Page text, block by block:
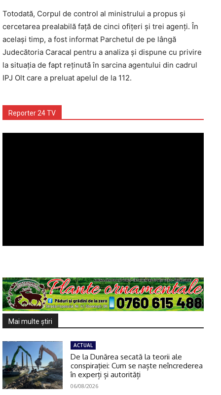
Totodată, Corpul de control al ministrului a propus şi
cercetarea prealabilă față de cinci ofițeri și trei agenți. În
același timp, a fost informat Parchetul de pe lângă
Judecătoria Caracal pentru a analiza și dispune cu privire
la situația de fapt reținută în sarcina agentului din cadrul
IPJ Olt care a preluat apelul de la 112.
Reporter 24 TV
Mai multe ştiri
ACTUAL
De la Dunărea secată la teorii ale
conspirației: Cum se naște neîncrederea
în experți și autorități
06/08/2026